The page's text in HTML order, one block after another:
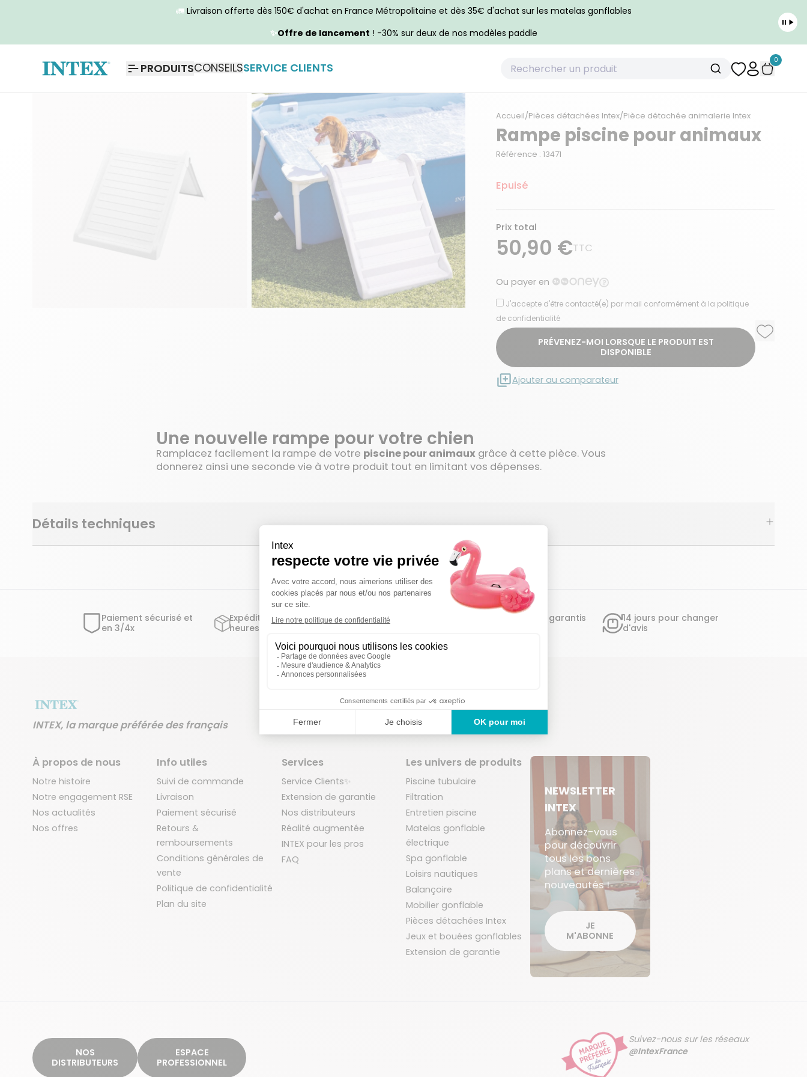
🚛 Livraison offerte dès 150€ d'achat en France Métropolitaine et dès 35€ d'achat sur les matelas gonflables
✨Offre de lancement ! -30% sur deux de nos modèles paddle
PRODUITSCONSEILSSERVICE CLIENTS
0
Accueil/Pièces détachées Intex/Pièce détachée animalerie Intex
Rampe piscine pour animaux
Référence : 13471
Epuisé
Prix total
50,90 €TTC
Ou payer en
J'accepte d'être contacté(e) par mail conformément à la politique
de confidentialité
PRÉVENEZ-MOI LORSQUE LE PRODUIT EST
DISPONIBLE
Ajouter
Ajouter au comparateur
Une nouvelle rampe pour votre chien
Ramplacez facilement la rampe de votre piscine pour animaux grâce à cette pièce. Vous
donnerez ainsi une seconde vie à votre produit tout en limitant vos dépenses.
Détails techniques
Paiement sécurisé et
en 3/4x
Expédition sous 48-72
heures ouvrées
Un service en France
Des produits garantis
14 jours pour changer
d'avis
INTEX, la marque préférée des français
À propos de nous
Notre histoire
Notre engagement RSE
Nos actualités
Nos offres
Info utiles
Suivi de commande
Livraison
Paiement sécurisé
Retours &
remboursements
Conditions générales de
vente
Politique de confidentialité
Plan du site
Services
Service Clients✨
Extension de garantie
Nos distributeurs
Réalité augmentée
INTEX pour les pros
FAQ
Les univers de produits
Piscine tubulaire
Filtration
Entretien piscine
Matelas gonflable
électrique
Spa gonflable
Loisirs nautiques
Balançoire
Mobilier gonflable
Pièces détachées Intex
Jeux et bouées gonflables
Extension de garantie
NEWSLETTER
INTEX
Abonnez-vous
pour découvrir
tous les bons
plans et dernières
nouveautés !
JE
M'ABONNE
NOS
DISTRIBUTEURS
ESPACE
PROFESSIONNEL
Suivez-nous sur les réseaux
@IntexFrance